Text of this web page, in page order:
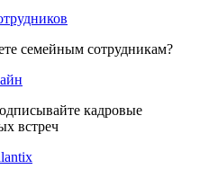
семейным сотрудникам?
кадровые
встреч